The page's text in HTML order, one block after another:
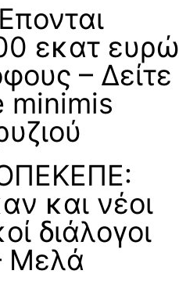
εκατ ευρώ
– Δείτε
minimis
και νέοι
διάλογοι
Μελά